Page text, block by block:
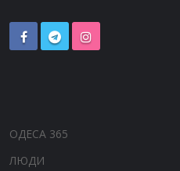
ОДЕСА 365
ЛЮДИ